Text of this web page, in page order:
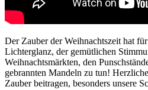
Der Zauber der Weihnachtszeit hat
Lichterglanz, der gemütlichen
Weihnachtsmärkten, den
gebrannten Mandeln zu tun!
Zauber beitragen, besonders unsere